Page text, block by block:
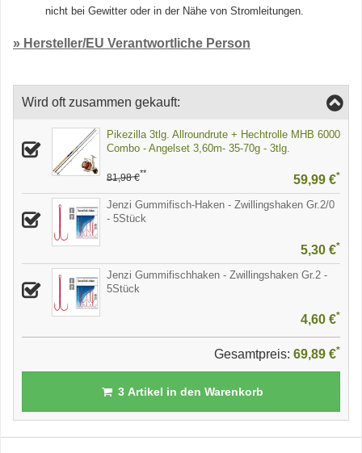
nicht bei Gewitter oder in der Nähe von Stromleitungen.
» Hersteller/EU Verantwortliche Person
Wird oft zusammen gekauft:
Pikezilla 3tlg. Allroundrute + Hechtrolle MHB 6000
Combo - Angelset 3,60m- 35-70g - 3tlg.
81,98 €** 59,99 €*
Jenzi Gummifisch-Haken - Zwillingshaken Gr.2/0
- 5Stück
5,30 €*
Jenzi Gummifischhaken - Zwillingshaken Gr.2 -
5Stück
4,60 €*
Gesamtpreis: 69,89 €*
3Artikel in den Warenkorb